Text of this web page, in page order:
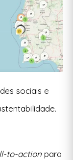
sociais e
to-action para